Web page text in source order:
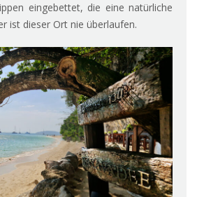
eingebettet, die eine natürliche
ist dieser Ort nie überlaufen.